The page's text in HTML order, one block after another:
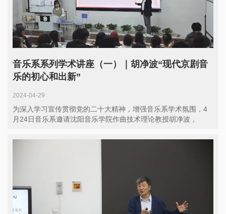
音乐系系列学术讲座（一）｜胡净波“现代京剧音
乐的初心和出新”
2024-04-29
为深入学习宣传贯彻党的二十大精神，增强音乐系学术氛围，4
月24日音乐系邀请沈阳音乐学院作曲技术理论教授胡净波，